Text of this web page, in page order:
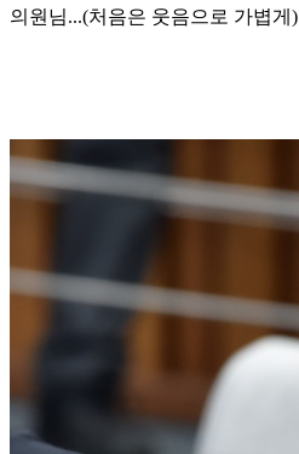
의원님...(처음은 웃음으로 가볍게)